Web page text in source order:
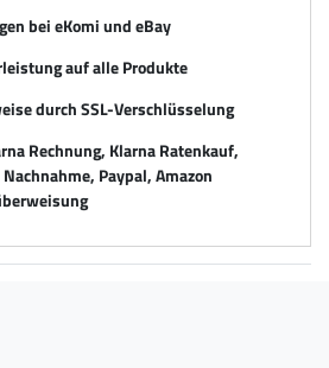
bei eKomi und eBay
auf alle Produkte
durch SSL-Verschlüsselung
Rechnung, Klarna Ratenkauf,
Paypal, Amazon